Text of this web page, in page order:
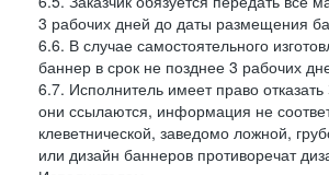
3 рабочих дней до даты размещения
6.6. В случае самостоятельного
баннер в срок не позднее 3 рабочих
6.7. Исполнитель имеет право
они ссылаются, информация не
клеветнической, заведомо ложной,
или дизайн баннеров противоречат